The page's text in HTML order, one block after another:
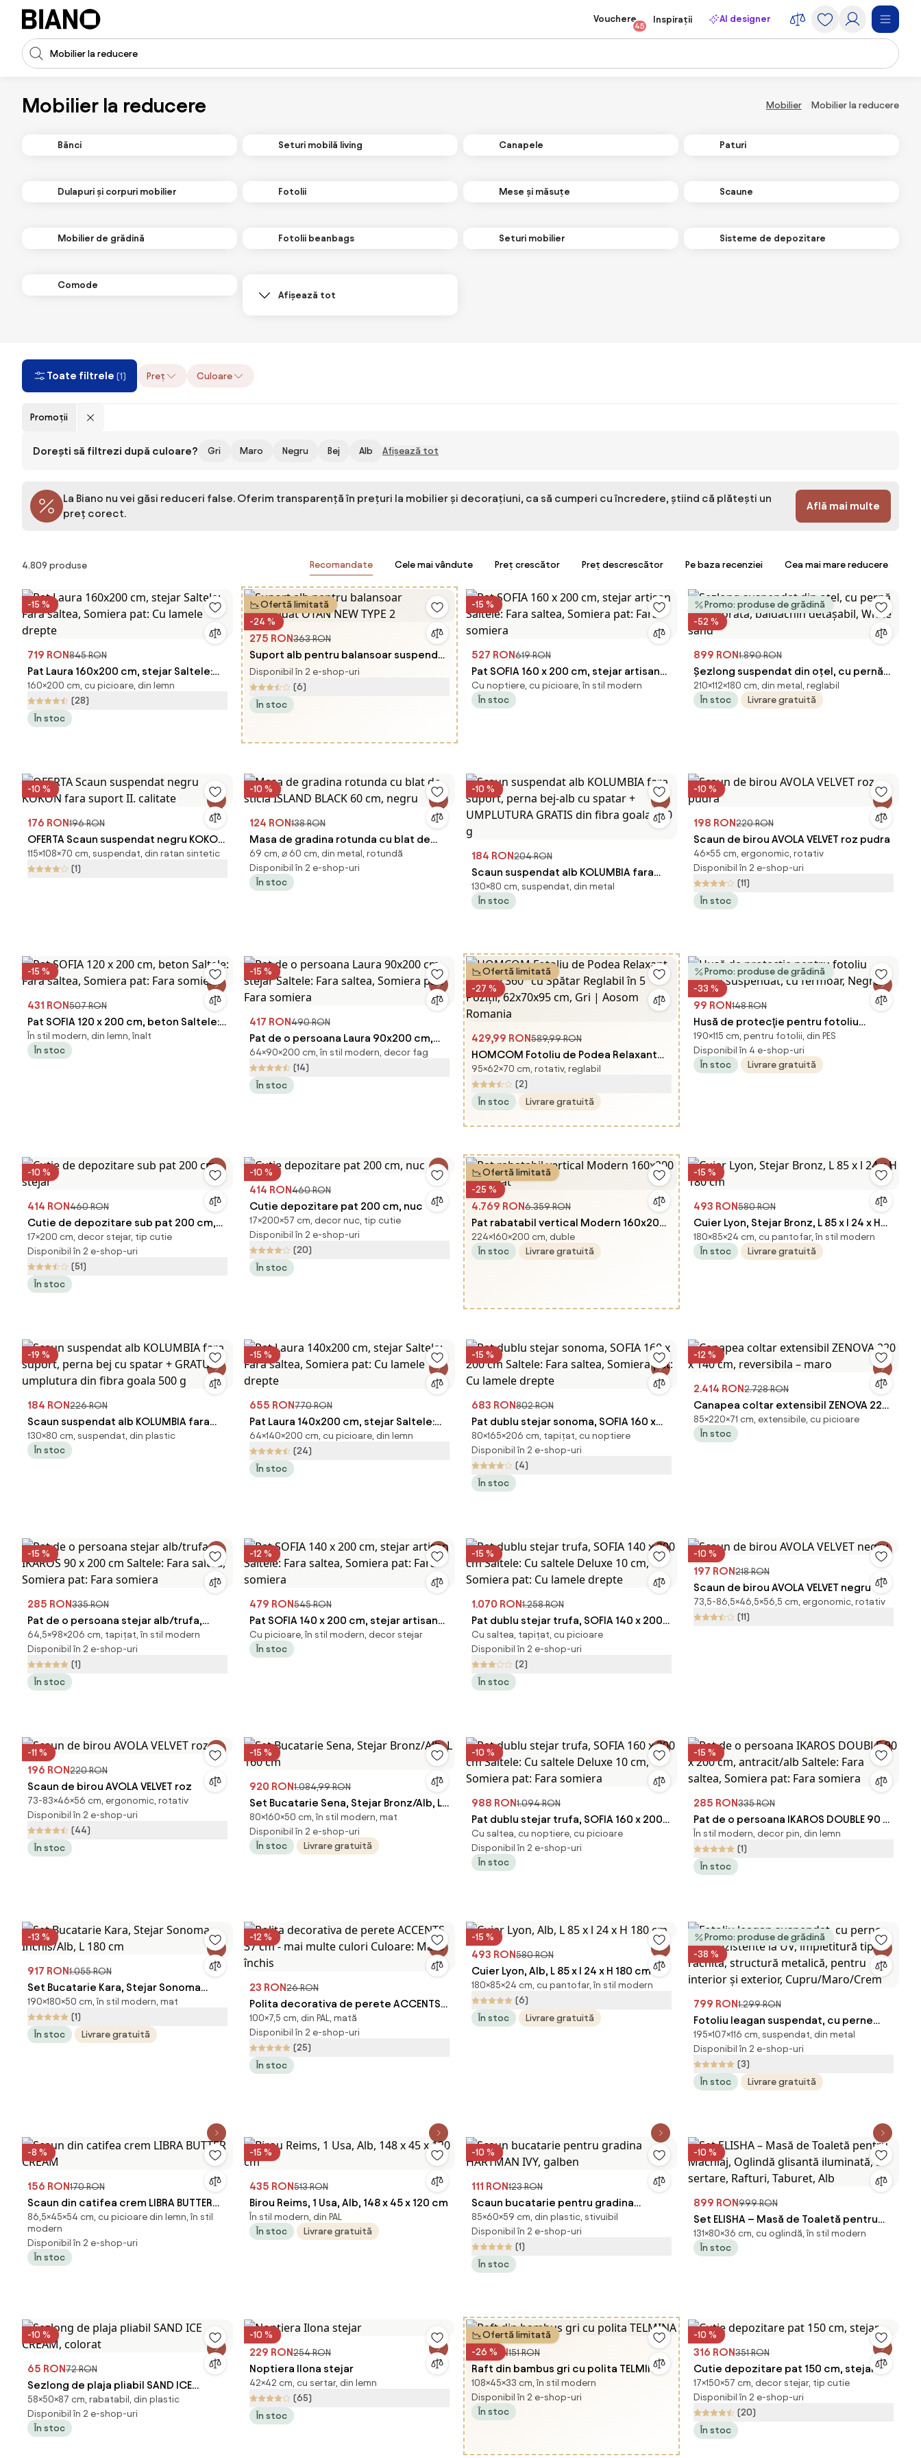
Sari peste navigare, accesează conținutul
Introducerea căutării
Vouchere
45
Inspirații AI designer
Mobilier la reducere Mobilier Mobilier la reducere
Bănci Seturi mobilă living Canapele Paturi
Dulapuri și corpuri mobilier Fotolii Mese și măsuțe Scaune
Mobilier de grădină Fotolii beanbags Seturi mobilier Sisteme de depozitare
Comode
Afișează tot
Toate filtrele (1) Preț Culoare
Promoții
Dorești să filtrezi după culoare? Afișează tot
Gri Maro Negru Bej Alb
La Biano nu vei găsi reduceri false. Oferim transparență în prețuri la mobilier și decorațiuni, ca să cumperi cu încredere, știind că plătești un
preț corect.
Află mai multe
Produse
4.809 produse Recomandate Cele mai vândute Preț crescător Preț descrescător Pe baza recenziei Cea mai mare reducere
-15 %
719 RON845 RON
Pat Laura 160x200 cm, stejar Saltele:
Fara saltea, Somiera pat: Cu lamele
drepte
160×200 cm, cu picioare, din lemn
(28)
În stoc
Ofertă limitată
-24 %
275 RON363 RON
Suport alb pentru balansoar suspendat
OTAN NEW TYPE 2
Disponibil în 2 e-shop-uri
(6)
În stoc
-15 %
527 RON619 RON
Pat SOFIA 160 x 200 cm, stejar artisan
Saltele: Fara saltea, Somiera pat: Fara
somiera
Cu noptiere, cu picioare, în stil modern
În stoc
Promo: produse de grădină
-52 %
899 RON1.890 RON
Șezlong suspendat din oțel, cu pernă
încorporată, baldachin detașabil,
White sand
210×112×180 cm, din metal, reglabil
În stoc
Livrare gratuită
-10 %
176 RON196 RON
OFERTA Scaun suspendat negru KOKON
fara suport II. calitate
115×108×70 cm, suspendat, din ratan sintetic
(1)
-10 %
124 RON138 RON
Masa de gradina rotunda cu blat de
sticla ISLAND BLACK 60 cm, negru
69 cm, ⌀ 60 cm, din metal, rotundă
Disponibil în 2 e-shop-uri
În stoc
-10 %
184 RON204 RON
Scaun suspendat alb KOLUMBIA fara
suport, perna bej-alb cu spatar +
UMPLUTURA GRATIS din fibra goala 500
130×80 cm, suspendat, din metal
În stoc
-10 %
198 RON220 RON
Scaun de birou AVOLA VELVET roz pudra
46×55 cm, ergonomic, rotativ
Disponibil în 2 e-shop-uri
(11)
În stoc
-15 %
431 RON507 RON
Pat SOFIA 120 x 200 cm, beton Saltele:
Fara saltea, Somiera pat: Fara somiera
În stil modern, din lemn, înalt
În stoc
-15 %
417 RON490 RON
Pat de o persoana Laura 90x200 cm,
stejar Saltele: Fara saltea, Somiera pat:
Fara somiera
64×90×200 cm, în stil modern, decor fag
(14)
În stoc
Ofertă limitată
-27 %
429,99 RON589,99 RON
HOMCOM Fotoliu de Podea Relaxant
Rotativ 360° cu Spătar Reglabil în 5
Poziții, 62x70x95 cm, Gri | Aosom
Romania
95×62×70 cm, rotativ, reglabil
(2)
În stoc
Livrare gratuită
Promo: produse de grădină
-33 %
99 RON148 RON
Husă de protecţie pentru fotoliu
leagan suspendat, cu fermoar, Negru
190×115 cm, pentru fotolii, din PES
Disponibil în 4 e-shop-uri
În stoc
Livrare gratuită
-10 %
414 RON460 RON
Cutie de depozitare sub pat 200 cm,
stejar
17×200 cm, decor stejar, tip cutie
Disponibil în 2 e-shop-uri
(51)
În stoc
-10 %
414 RON460 RON
Cutie depozitare pat 200 cm, nuc
17×200×57 cm, decor nuc, tip cutie
Disponibil în 2 e-shop-uri
(20)
În stoc
Ofertă limitată
-25 %
4.769 RON6.359 RON
Pat rabatabil vertical Modern 160x200
- alb mat
224×160×200 cm, duble
În stoc
Livrare gratuită
-15 %
493 RON580 RON
Cuier Lyon, Stejar Bronz, L 85 x l 24 x H
180 cm
180×85×24 cm, cu pantofar, în stil modern
În stoc
Livrare gratuită
-19 %
184 RON226 RON
Scaun suspendat alb KOLUMBIA fara
suport, perna bej cu spatar + GRATUIT
umplutura din fibra goala 500 g
130×80 cm, suspendat, din plastic
În stoc
-15 %
655 RON770 RON
Pat Laura 140x200 cm, stejar Saltele:
Fara saltea, Somiera pat: Cu lamele
drepte
64×140×200 cm, cu picioare, din lemn
(24)
În stoc
-15 %
683 RON802 RON
Pat dublu stejar sonoma, SOFIA 160 x
200 cm Saltele: Fara saltea, Somiera
pat: Cu lamele drepte
80×165×206 cm, tapițat, cu noptiere
Disponibil în 2 e-shop-uri
(4)
În stoc
-12 %
2.414 RON2.728 RON
Canapea coltar extensibil ZENOVA 220
x 140 cm, reversibila – maro
85×220×71 cm, extensibile, cu picioare
În stoc
-15 %
285 RON335 RON
Pat de o persoana stejar alb/trufa,
IKAROS 90 x 200 cm Saltele: Fara
saltea, Somiera pat: Fara somiera
64,5×98×206 cm, tapițat, în stil modern
Disponibil în 2 e-shop-uri
(1)
În stoc
-12 %
479 RON545 RON
Pat SOFIA 140 x 200 cm, stejar artisan
Saltele: Fara saltea, Somiera pat: Fara
somiera
Cu picioare, în stil modern, decor stejar
În stoc
-15 %
1.070 RON1.258 RON
Pat dublu stejar trufa, SOFIA 140 x 200
cm Saltele: Cu saltele Deluxe 10 cm,
Somiera pat: Cu lamele drepte
Cu saltea, tapițat, cu picioare
Disponibil în 2 e-shop-uri
(2)
În stoc
-10 %
197 RON218 RON
Scaun de birou AVOLA VELVET negru
73,5-86,5×46,5×56,5 cm, ergonomic, rotativ
(11)
-11 %
196 RON220 RON
Scaun de birou AVOLA VELVET roz
73-83×46×56 cm, ergonomic, rotativ
Disponibil în 2 e-shop-uri
(44)
În stoc
-15 %
920 RON1.084,99 RON
Set Bucatarie Sena, Stejar Bronz/Alb, L
160 cm
80×160×50 cm, în stil modern, mat
Disponibil în 2 e-shop-uri
În stoc
Livrare gratuită
-10 %
988 RON1.094 RON
Pat dublu stejar trufa, SOFIA 160 x 200
cm Saltele: Cu saltele Deluxe 10 cm,
Somiera pat: Fara somiera
Cu saltea, cu noptiere, cu picioare
Disponibil în 2 e-shop-uri
În stoc
-15 %
285 RON335 RON
Pat de o persoana IKAROS DOUBLE 90 x
200 cm, antracit/alb Saltele: Fara
saltea, Somiera pat: Fara somiera
În stil modern, decor pin, din lemn
(1)
În stoc
-13 %
917 RON1.055 RON
Set Bucatarie Kara, Stejar Sonoma
Inchis/Alb, L 180 cm
190×180×50 cm, în stil modern, mat
(1)
În stoc
Livrare gratuită
-12 %
23 RON26 RON
Polita decorativa de perete ACCENTS
37 cm - mai multe culori Culoare: Maro
închis
100×7,5 cm, din PAL, mată
Disponibil în 2 e-shop-uri
(25)
În stoc
-15 %
493 RON580 RON
Cuier Lyon, Alb, L 85 x l 24 x H 180 cm
180×85×24 cm, cu pantofar, în stil modern
(6)
În stoc
Livrare gratuită
Promo: produse de grădină
-38 %
799 RON1.299 RON
Fotoliu leagan suspendat, cu perne
moi, rezistente la UV, împletitură tip
răchită, structură metalică, pentru
interior și exterior, Cupru/Maro/Crem
195×107×116 cm, suspendat, din metal
Disponibil în 2 e-shop-uri
(3)
În stoc
Livrare gratuită
-8 %
156 RON170 RON
Scaun din catifea crem LIBRA BUTTER
CREAM
86,5×45×54 cm, cu picioare din lemn, în stil
modern
Disponibil în 2 e-shop-uri
În stoc
-15 %
435 RON513 RON
Birou Reims, 1 Usa, Alb, 148 x 45 x 120 cm
În stil modern, din PAL
În stoc
Livrare gratuită
-10 %
111 RON123 RON
Scaun bucatarie pentru gradina
HARTMAN IVY, galben
85×60×59 cm, din plastic, stivuibil
Disponibil în 2 e-shop-uri
(1)
În stoc
-10 %
899 RON999 RON
Set ELISHA – Masă de Toaletă pentru
Machiaj, Oglindă glisantă iluminată, 5
sertare, Rafturi, Taburet, Alb
131×80×36 cm, cu oglindă, în stil modern
În stoc
-10 %
65 RON72 RON
Sezlong de plaja pliabil SAND ICE
CREAM, colorat
58×50×87 cm, rabatabil, din plastic
Disponibil în 2 e-shop-uri
În stoc
-10 %
229 RON254 RON
Noptiera Ilona stejar
42×42 cm, cu sertar, din lemn
(65)
În stoc
Ofertă limitată
-26 %
111 RON151 RON
Raft din bambus gri cu polita TELMINA
108×45×33 cm, în stil modern
Disponibil în 2 e-shop-uri
În stoc
-10 %
316 RON351 RON
Cutie depozitare pat 150 cm, stejar
17×150×57 cm, decor stejar, tip cutie
Disponibil în 2 e-shop-uri
(20)
În stoc